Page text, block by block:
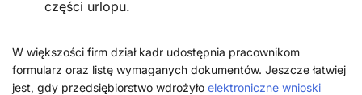
części urlopu.
W większości firm dział kadr udostępnia pracownikom
formularz oraz listę wymaganych dokumentów. Jeszcze łatwiej
jest, gdy przedsiębiorstwo wdrożyło elektroniczne wnioski